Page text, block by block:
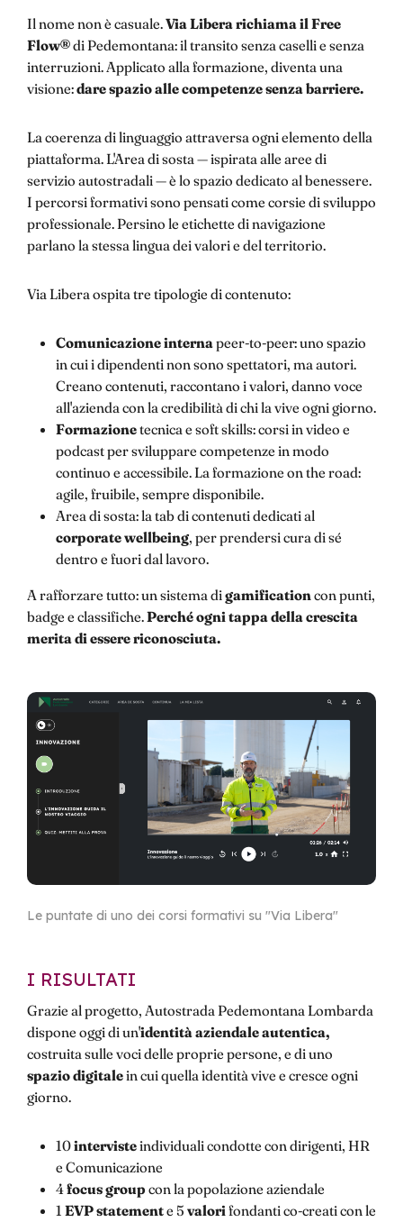
Il nome non è casuale.Via Libera richiama il Free
Flow®di Pedemontana: il transito senza caselli e senza
interruzioni. Applicato alla formazione, diventa una
visione:dare spazio alle competenze senza barriere.
La coerenza di linguaggio attraversa ogni elemento della
piattaforma. L'Area di sosta — ispirata alle aree di
servizio autostradali — è lo spazio dedicato al benessere.
I percorsi formativi sono pensati come corsie di sviluppo
professionale. Persino le etichette di navigazione
parlano la stessa lingua dei valori e del territorio.
Via Libera ospita tre tipologie di contenuto:
Comunicazione internapeer-to-peer: uno spazio
in cui i dipendenti non sono spettatori, ma autori.
Creano contenuti, raccontano i valori, danno voce
all'azienda con la credibilità di chi la vive ogni giorno.
Formazionetecnica e soft skills: corsi in video e
podcast per sviluppare competenze in modo
continuo e accessibile. La formazione on the road:
agile, fruibile, sempre disponibile.
Area di sosta: la tab di contenuti dedicati al
corporate wellbeing, per prendersi cura di sé
dentro e fuori dal lavoro.
A rafforzare tutto: un sistema digamificationcon punti,
badge e classifiche.Perché ogni tappa della crescita
merita di essere riconosciuta.
Le puntate di uno dei corsi formativi su "Via Libera"
I RISULTATI
Grazie al progetto, Autostrada Pedemontana Lombarda
dispone oggi di un'identità aziendale autentica,
costruita sulle voci delle proprie persone, e di uno
spazio digitalein cui quella identità vive e cresce ogni
giorno.
10intervisteindividuali condotte con dirigenti, HR
e Comunicazione
4focus group con la popolazione aziendale
1 EVP statemente 5 valorifondanti co-creati con le